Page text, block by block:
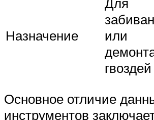
Назначение
или
гвоздей
Основное отличие
инструментов